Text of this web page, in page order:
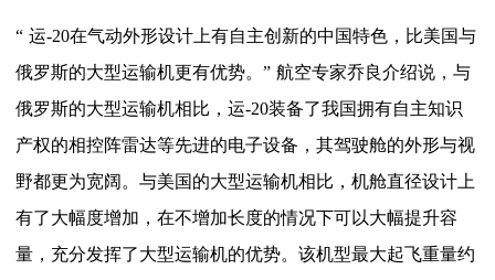
“ 运-20在气动外形设计上有自主创新的中国特色，比美国与
俄罗斯的大型运输机更有优势。 ” 航空专家乔良介绍说，与
俄罗斯的大型运输机相比，运-20装备了我国拥有自主知识
产权的相控阵雷达等先进的电子设备，其驾驶舱的外形与视
野都更为宽阔。与美国的大型运输机相比，机舱直径设计上
有了大幅度增加，在不增加长度的情况下可以大幅提升容
量，充分发挥了大型运输机的优势。该机型最大起飞重量约